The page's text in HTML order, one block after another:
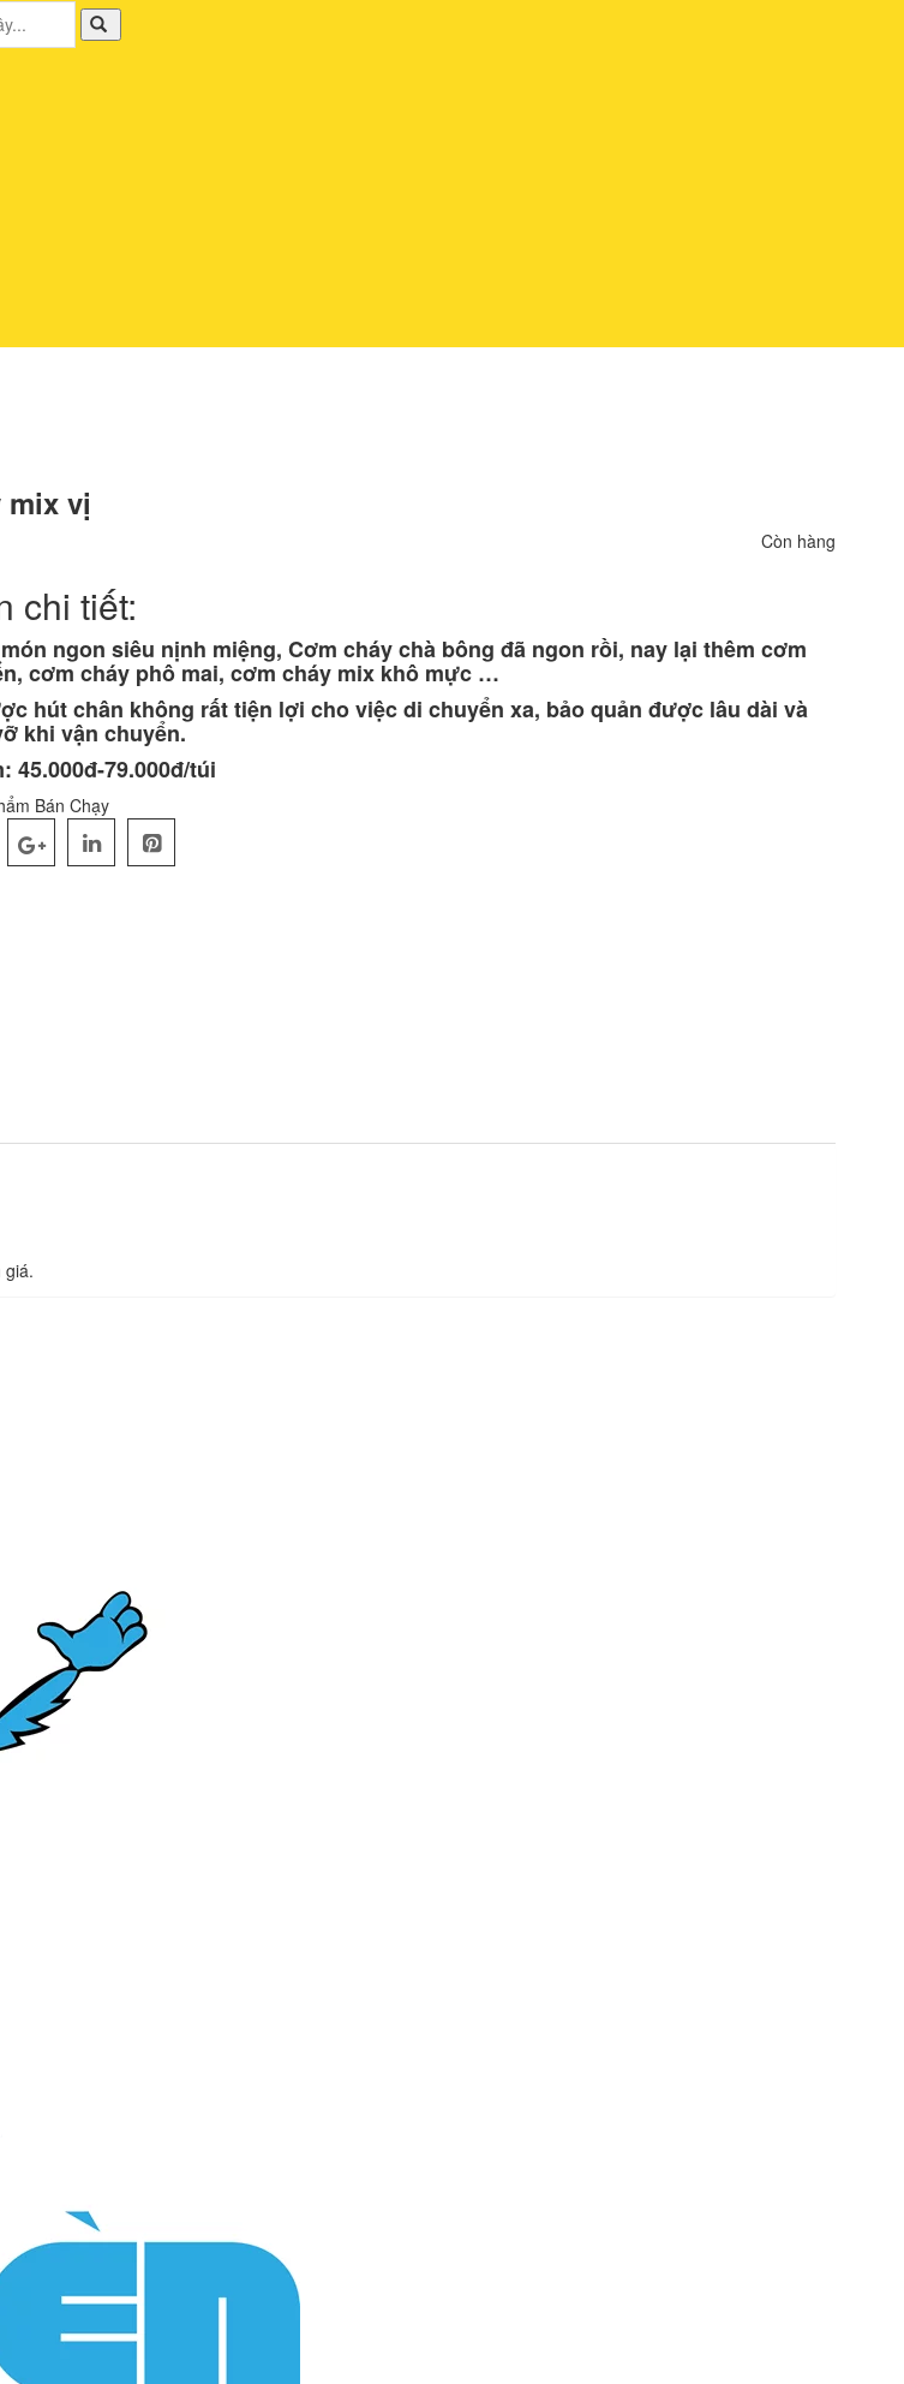
mix vị
Còn hàng
chi tiết:
ngon siêu nịnh miệng, Cơm cháy chà bông đã ngon rồi, nay lại thêm cơm
cơm cháy phô mai, cơm cháy mix khô mực …
hút chân không rất tiện lợi cho việc di chuyển xa, bảo quản được lâu dài và
khi vận chuyển.
45.000đ-79.000đ/túi
Bán Chạy
giá.